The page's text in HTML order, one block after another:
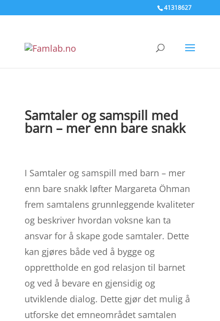
41318627
Samtaler og samspill med
barn – mer enn bare snakk
I Samtaler og samspill med barn – mer
enn bare snakk løfter Margareta Öhman
frem samtalens grunnleggende kvaliteter
og beskriver hvordan voksne kan ta
ansvar for å skape gode samtaler. Dette
kan gjøres både ved å bygge og
opprettholde en god relasjon til barnet
og ved å bevare en gjensidig og
utviklende dialog. Dette gjør det mulig å
utforske det emneområdet samtalen